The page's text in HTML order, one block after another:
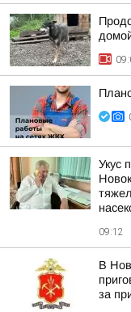
Укус
09:12
В
за